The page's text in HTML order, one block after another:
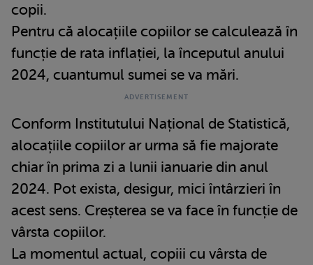
copii.
Pentru că alocațiile copiilor se calculează în
funcție de rata inflației, la începutul anului
2024, cuantumul sumei se va mări.
Conform Institutului Național de Statistică,
alocațiile copiilor ar urma să fie majorate
chiar în prima zi a lunii ianuarie din anul
2024. Pot exista, desigur, mici întârzieri în
acest sens. Creșterea se va face în funcție de
vârsta copiilor.
La momentul actual, copiii cu vârsta de